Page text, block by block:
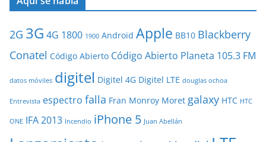
2G 3G 4G 1800 1900 Android Apple BB10 Blackberry
Conatel Código Abierto Código Abierto Planeta 105.3 FM
datos móviles digitel Digitel 4G Digitel LTE douglas ochoa
Entrevista espectro falla Fran Monroy Moret galaxy HTC HTC
ONE IFA 2013 Incendio iPhone 5 Juan Abellán